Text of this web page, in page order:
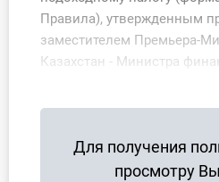
Правила), утвержденным
заместителем Премьера-
Казахстан - Министра
Для получения
просмотру